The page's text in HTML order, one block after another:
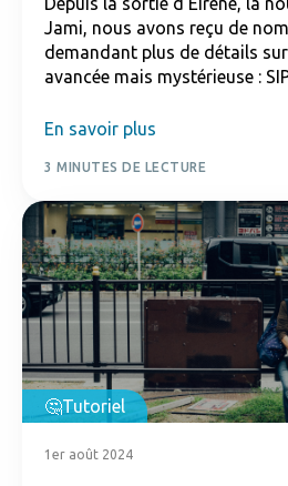
Jami, nous avons reçu de
demandant plus de détails
avancée mais mystérieuse :
En savoir plus
3 MINUTES DE LECTURE
Tutoriel
1er août 2024